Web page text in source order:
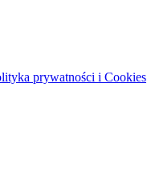
prywatności i Cookies